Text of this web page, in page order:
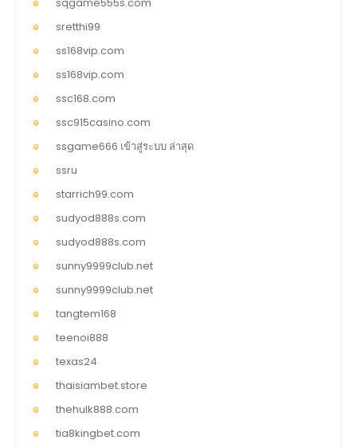
sretthi99
ss168vip.com
ss168vip.com
ssc168.com
ssc915casino.com
ssgame666 เข้าสู่ระบบ ล่าสุด
ssru
starrich99.com
sudyod888s.com
sudyod888s.com
sunny9999club.net
sunny9999club.net
tangtem168
teenoi888
texas24
thaisiambet.store
thehulk888.com
tia8kingbet.com